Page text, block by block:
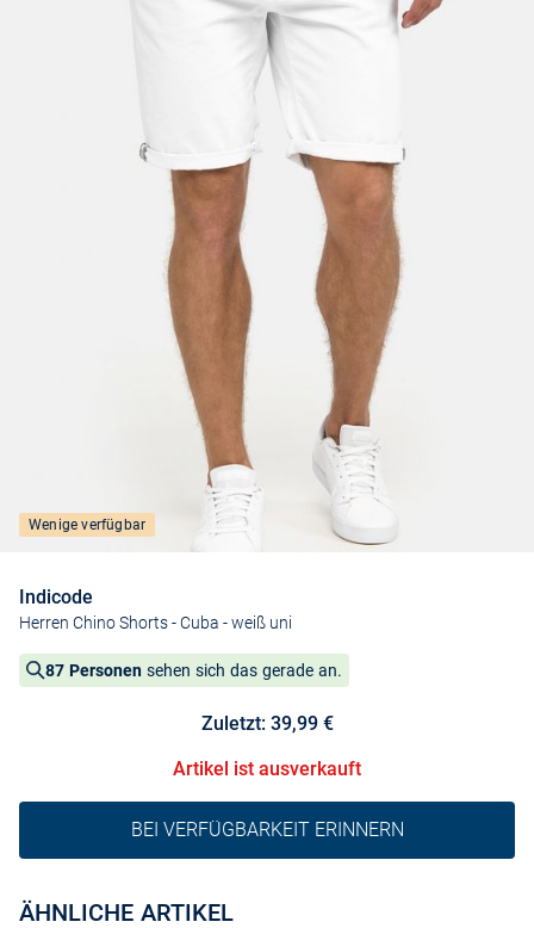
Wenige verfügbar
Indicode
Herren Chino Shorts - Cuba - weiß uni
87 Personen sehen sich das gerade an.
Zuletzt: 39,99 €
Artikel ist ausverkauft
BEI VERFÜGBARKEIT ERINNERN
ÄHNLICHE ARTIKEL